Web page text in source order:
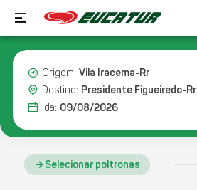
Origem: Vila Iracema-Rr
Destino: Presidente Figueiredo-Rr
Ida: 09/08/2026
Selecionar poltronas